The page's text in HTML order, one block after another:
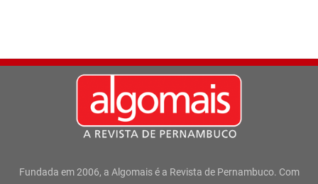
Fundada em 2006, a Algomais é a Revista de Pernambuco. Com